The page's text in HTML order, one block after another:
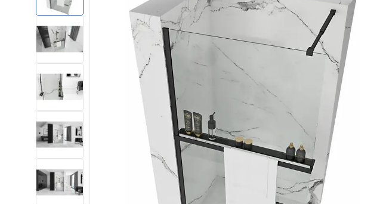
Drzwi prysznicowe
Brodziki prysznicowe
Odpływy liniowe
Toalety, ubikacje
Umywalki
Wanny i parawany